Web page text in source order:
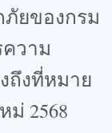
ยของกรม
วาม
ถึงที่หมาย
ม่ 2568